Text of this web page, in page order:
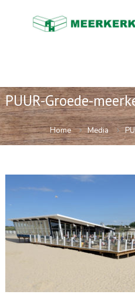
Meerkerk
Houtbouw
de
expert
in
ketenbouw,
strandpaviljoens,
clubhuizen,
kantoren.
PUUR-Groede-
Home Media